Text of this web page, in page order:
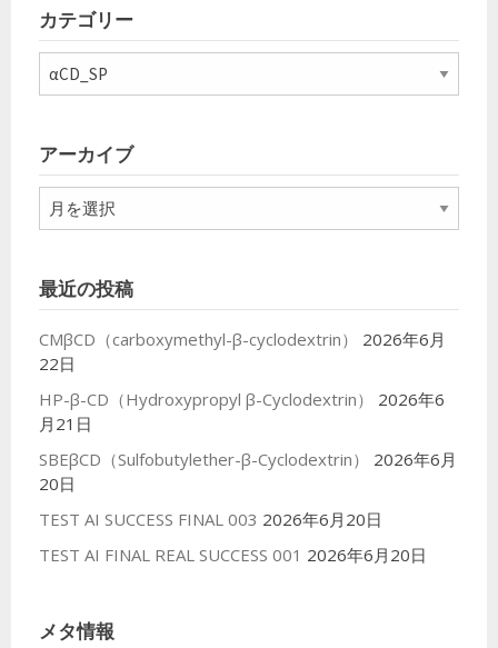
カテゴリー
ー
アーカイブ
ア
ー
ブ
最近の投稿
CMβCD（carboxymethyl-β-cyclodextrin）
2026年6月
22日
HP-β-CD（Hydroxypropyl β-Cyclodextrin）
2026年6
月21日
SBEβCD（Sulfobutylether-β-Cyclodextrin）
2026年6月
20日
TEST AI SUCCESS FINAL 003 2026年6月20日
TEST AI FINAL REAL SUCCESS 001 2026年6月20日
メタ情報